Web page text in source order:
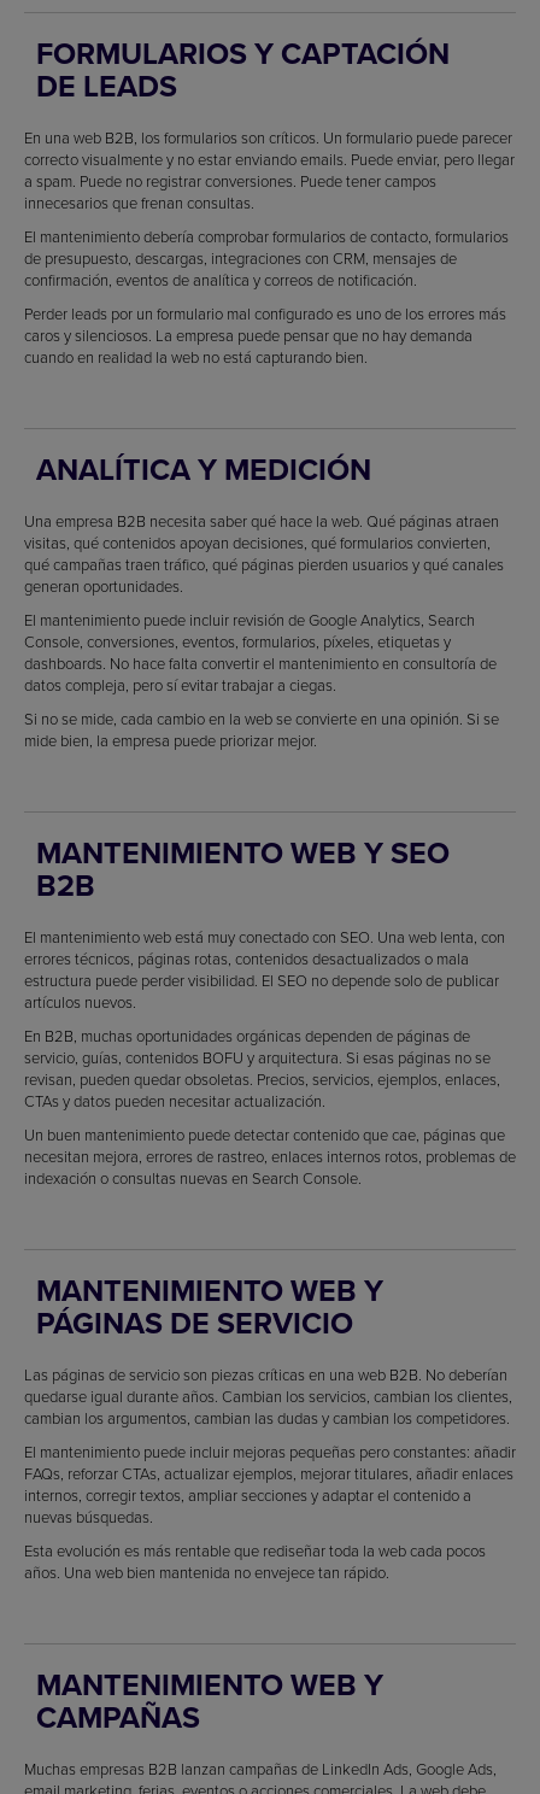
FORMULARIOS Y CAPTACIÓN
DE LEADS
En una web B2B, los formularios son críticos. Un formulario puede parecer
correcto visualmente y no estar enviando emails. Puede enviar, pero llegar
a spam. Puede no registrar conversiones. Puede tener campos
innecesarios que frenan consultas.
El mantenimiento debería comprobar formularios de contacto, formularios
de presupuesto, descargas, integraciones con CRM, mensajes de
confirmación, eventos de analítica y correos de notificación.
Perder leads por un formulario mal configurado es uno de los errores más
caros y silenciosos. La empresa puede pensar que no hay demanda
cuando en realidad la web no está capturando bien.
ANALÍTICA Y MEDICIÓN
Una empresa B2B necesita saber qué hace la web. Qué páginas atraen
visitas, qué contenidos apoyan decisiones, qué formularios convierten,
qué campañas traen tráfico, qué páginas pierden usuarios y qué canales
generan oportunidades.
El mantenimiento puede incluir revisión de Google Analytics, Search
Console, conversiones, eventos, formularios, píxeles, etiquetas y
dashboards. No hace falta convertir el mantenimiento en consultoría de
datos compleja, pero sí evitar trabajar a ciegas.
Si no se mide, cada cambio en la web se convierte en una opinión. Si se
mide bien, la empresa puede priorizar mejor.
MANTENIMIENTO WEB Y SEO
B2B
El mantenimiento web está muy conectado con SEO. Una web lenta, con
errores técnicos, páginas rotas, contenidos desactualizados o mala
estructura puede perder visibilidad. El SEO no depende solo de publicar
artículos nuevos.
En B2B, muchas oportunidades orgánicas dependen de páginas de
servicio, guías, contenidos BOFU y arquitectura. Si esas páginas no se
revisan, pueden quedar obsoletas. Precios, servicios, ejemplos, enlaces,
CTAs y datos pueden necesitar actualización.
Un buen mantenimiento puede detectar contenido que cae, páginas que
necesitan mejora, errores de rastreo, enlaces internos rotos, problemas de
indexación o consultas nuevas en Search Console.
MANTENIMIENTO WEB Y
PÁGINAS DE SERVICIO
Las páginas de servicio son piezas críticas en una web B2B. No deberían
quedarse igual durante años. Cambian los servicios, cambian los clientes,
cambian los argumentos, cambian las dudas y cambian los competidores.
El mantenimiento puede incluir mejoras pequeñas pero constantes: añadir
FAQs, reforzar CTAs, actualizar ejemplos, mejorar titulares, añadir enlaces
internos, corregir textos, ampliar secciones y adaptar el contenido a
nuevas búsquedas.
Esta evolución es más rentable que rediseñar toda la web cada pocos
años. Una web bien mantenida no envejece tan rápido.
MANTENIMIENTO WEB Y
CAMPAÑAS
Muchas empresas B2B lanzan campañas de LinkedIn Ads, Google Ads,